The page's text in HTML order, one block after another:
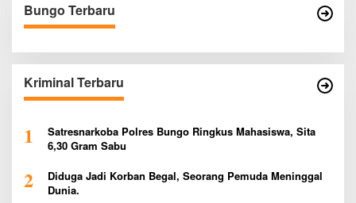
Bungo Terbaru
Kriminal Terbaru
1
Satresnarkoba Polres Bungo Ringkus Mahasiswa, Sita
6,30 Gram Sabu
2
Diduga Jadi Korban Begal, Seorang Pemuda Meninggal
Dunia.